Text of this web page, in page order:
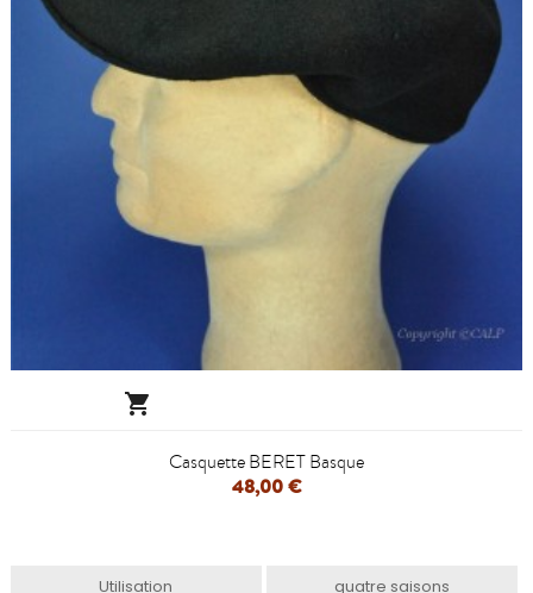

Casquette BERET Basque
48,00 €
Utilisation quatre saisons